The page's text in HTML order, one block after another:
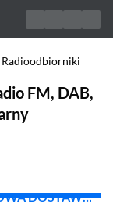
Radioodbiorniki
FM, DAB,
DOSTAWA